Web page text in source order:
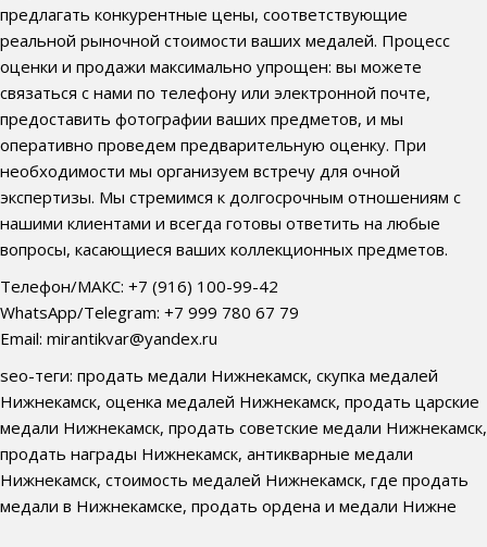
предлагать конкурентные цены, соответствующие
реальной рыночной стоимости ваших медалей. Процесс
оценки и продажи максимально упрощен: вы можете
связаться с нами по телефону или электронной почте,
предоставить фотографии ваших предметов, и мы
оперативно проведем предварительную оценку. При
необходимости мы организуем встречу для очной
экспертизы. Мы стремимся к долгосрочным отношениям с
нашими клиентами и всегда готовы ответить на любые
вопросы, касающиеся ваших коллекционных предметов.
Телефон/МАКС: +7 (916) 100-99-42
WhatsApp/Telegram: +7 999 780 67 79
Email: mirantikvar@yandex.ru
seo-теги: продать медали Нижнекамск, скупка медалей
Нижнекамск, оценка медалей Нижнекамск, продать царские
медали Нижнекамск, продать советские медали Нижнекамск,
продать награды Нижнекамск, антикварные медали
Нижнекамск, стоимость медалей Нижнекамск, где продать
медали в Нижнекамске, продать ордена и медали Нижне